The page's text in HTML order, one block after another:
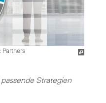
Partners
Strategien